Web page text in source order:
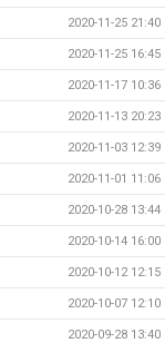
2020-11-25 21:40
2020-11-25 16:45
2020-11-17 10:36
2020-11-13 20:23
2020-11-03 12:39
2020-11-01 11:06
2020-10-28 13:44
2020-10-14 16:00
2020-10-12 12:15
2020-10-07 12:10
2020-09-28 13:40